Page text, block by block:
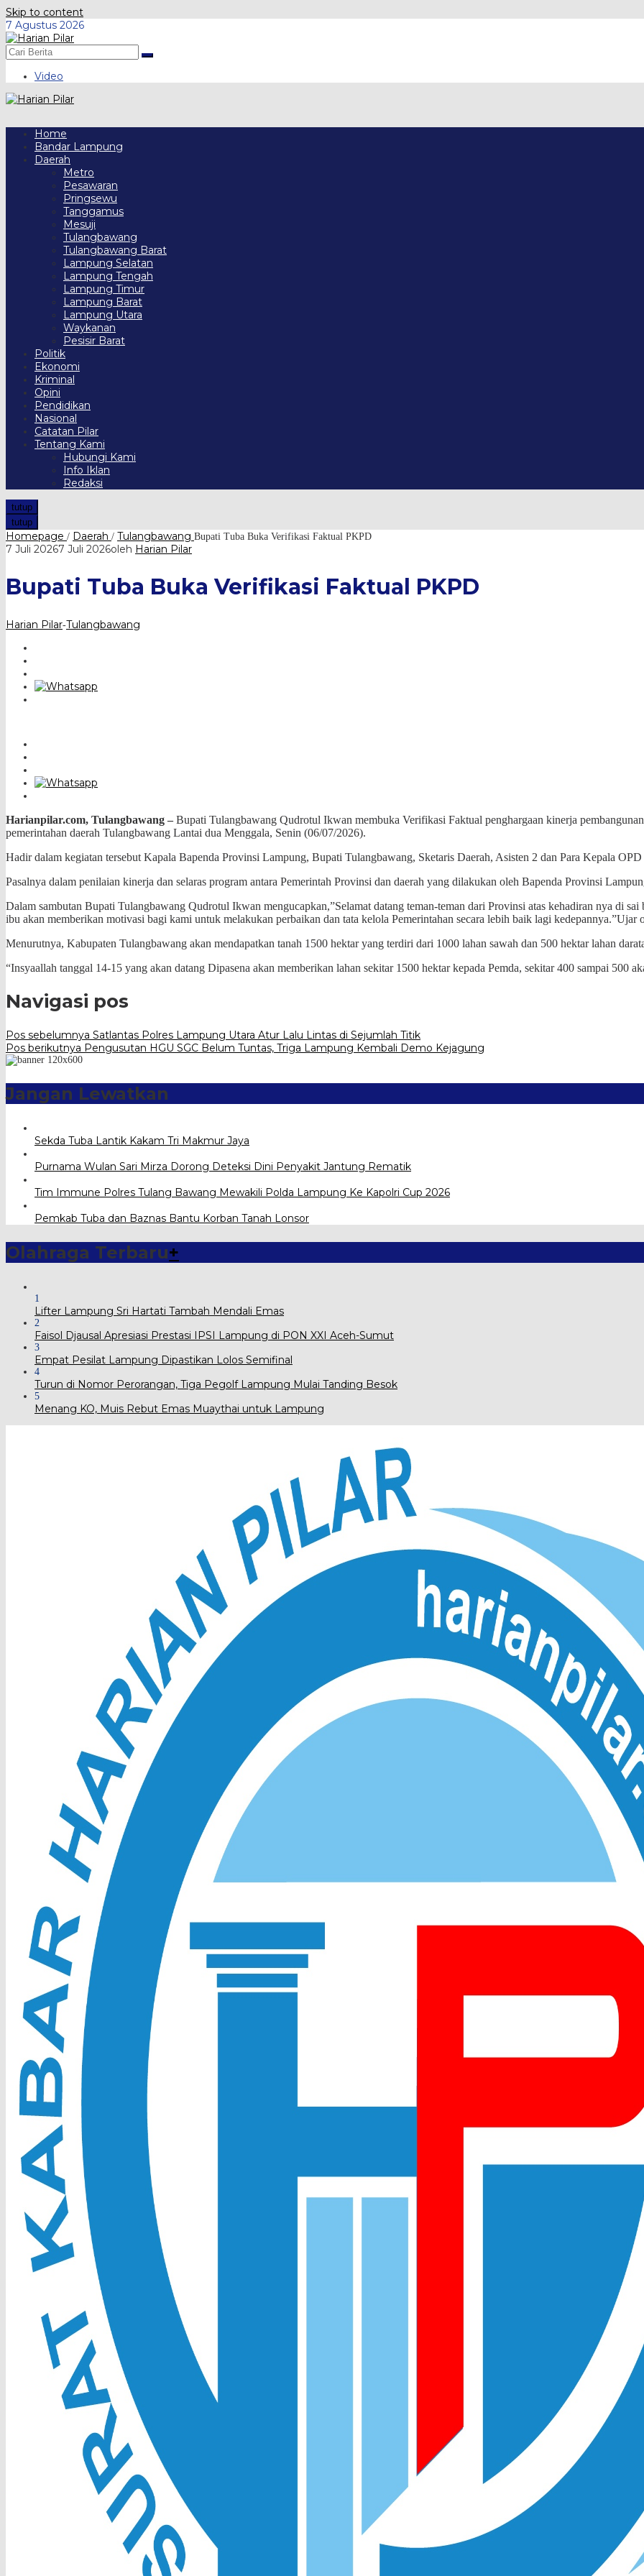
Skip to content
7 Agustus 2026
Video
Home
Bandar Lampung
Daerah
Metro
Pesawaran
Pringsewu
Tanggamus
Mesuji
Tulangbawang
Tulangbawang Barat
Lampung Selatan
Lampung Tengah
Lampung Timur
Lampung Barat
Lampung Utara
Waykanan
Pesisir Barat
Politik
Ekonomi
Kriminal
Opini
Pendidikan
Nasional
Catatan Pilar
Tentang Kami
Hubungi Kami
Info Iklan
Redaksi
tutup
tutup
Homepage / Daerah / Tulangbawang Bupati Tuba Buka Verifikasi Faktual PKPD
7 Juli 20267 Juli 2026oleh Harian Pilar
Bupati Tuba Buka Verifikasi Faktual PKPD
Harian Pilar-Tulangbawang
Harianpilar.com, Tulangbawang – Bupati Tulangbawang Qudrotul Ikwan membuka Verifikasi Faktual penghargaan kinerja
pemerintahan daerah Tulangbawang Lantai dua Menggala, Senin (06/07/2026).
Hadir dalam kegiatan tersebut Kapala Bapenda Provinsi Lampung, Bupati Tulangbawang, Sketaris Daerah, Asisten 2 dan Para Kepala OPD
Pasalnya dalam penilaian kinerja dan selaras program antara Pemerintah Provinsi dan daerah yang dilakukan oleh Bapenda Provinsi
Dalam sambutan Bupati Tulangbawang Qudrotul Ikwan mengucapkan,”Selamat datang teman-teman dari Provinsi atas kehadiran nya di
ibu akan memberikan motivasi bagi kami untuk melakukan perbaikan dan tata kelola Pemerintahan secara lebih baik lagi kedepannya.”Ujar
Menurutnya, Kabupaten Tulangbawang akan mendapatkan tanah 1500 hektar yang terdiri dari 1000 lahan sawah dan 500 hektar lahan
“Insyaallah tanggal 14-15 yang akan datang Dipasena akan memberikan lahan sekitar 1500 hektar kepada Pemda, sekitar 400 sampai 500
Navigasi pos
Pos sebelumnya Satlantas Polres Lampung Utara Atur Lalu Lintas di Sejumlah Titik
Pos berikutnya Pengusutan HGU SGC Belum Tuntas, Triga Lampung Kembali Demo Kejagung
Jangan Lewatkan
Sekda Tuba Lantik Kakam Tri Makmur Jaya
Purnama Wulan Sari Mirza Dorong Deteksi Dini Penyakit Jantung Rematik
Tim Immune Polres Tulang Bawang Mewakili Polda Lampung Ke Kapolri Cup 2026
Pemkab Tuba dan Baznas Bantu Korban Tanah Lonsor
Olahraga Terbaru+
1
Lifter Lampung Sri Hartati Tambah Mendali Emas
2
Faisol Djausal Apresiasi Prestasi IPSI Lampung di PON XXI Aceh-Sumut
3
Empat Pesilat Lampung Dipastikan Lolos Semifinal
4
Turun di Nomor Perorangan, Tiga Pegolf Lampung Mulai Tanding Besok
5
Menang KO, Muis Rebut Emas Muaythai untuk Lampung